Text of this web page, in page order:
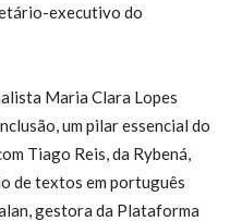
executivo do
Maria Clara Lopes
um pilar essencial do
Tiago Reis, da Rybená,
de textos em português
gestora da Plataforma